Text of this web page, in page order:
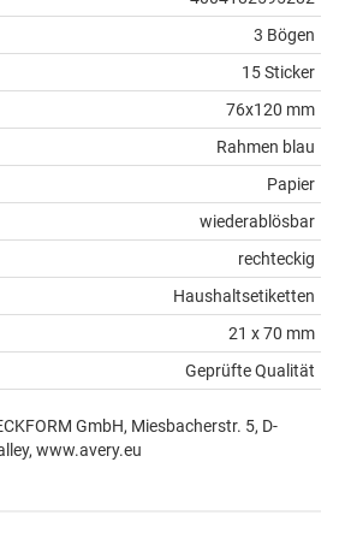
3 Bögen
15 Sticker
76x120 mm
Rahmen blau
Papier
wiederablösbar
rechteckig
Haushaltsetiketten
21 x 70 mm
Geprüfte Qualität
GmbH, Miesbacherstr. 5, D-
www.avery.eu